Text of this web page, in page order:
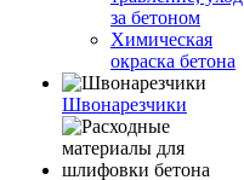
за бетоном
Химическая
окраска бетона
Швонарезчики